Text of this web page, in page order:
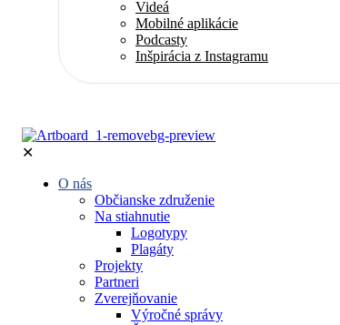
Videá
Mobilné aplikácie
Podcasty
Inšpirácia z Instagramu
✕
O nás
Občianske združenie
Na stiahnutie
Logotypy
Plagáty
Projekty
Partneri
Zverejňovanie
Výročné správy